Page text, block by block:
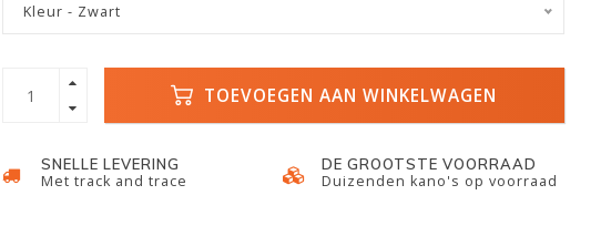
Kleur - Zwart
TOEVOEGEN AAN WINKELWAGEN
SNELLE LEVERING
Met track and trace
DE GROOTSTE VOORRAAD
Duizenden kano's op voorraad